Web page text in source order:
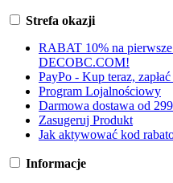
Strefa okazji
RABAT 10% na
DECOBC.COM!
PayPo - Kup teraz,
Program Lojalnościowy
Darmowa dostawa od 299
Zasugeruj Produkt
Jak aktywować kod
Informacje